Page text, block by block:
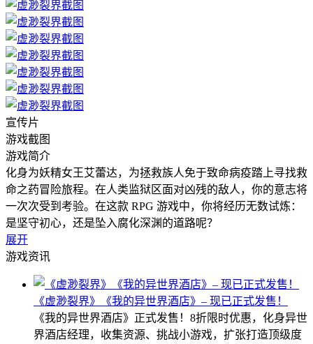
宣传片
游戏截图
游戏简介
化身为妖精女王艾蕾达，为拯救族人免于致命病疫踏上寻找救
命之药冒险旅程。在人类监狱区面对凶残的敌人，你的意志将
一次次受到考验。在这款 RPG 游戏中，你将经历无数试炼：
是坚守初心，还是坠入腐化深渊的道路呢？
展开
游戏资讯
《虚渺裂界》《我的异世界酒店》– 现已正式发售！
《我的异世界酒店》正式发售！8折限时优惠，化身异世
界酒店经理，收集资源、挑战小游戏，扩张打造顶级度